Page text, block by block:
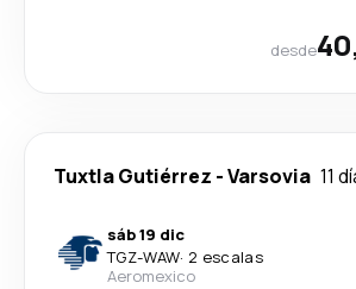
desde
Tuxtla Gutiérrez -Varsovia 11
sáb 19 dic
TGZ-WAW· 2 escalas
Aeromexico